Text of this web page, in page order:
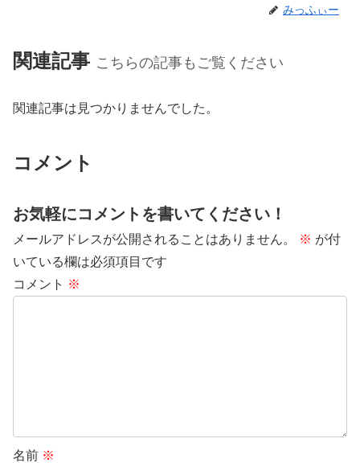
みっふぃー
関連記事 こちらの記事もご覧ください
関連記事は見つかりませんでした。
コメント
お気軽にコメントを書いてください！
メールアドレスが公開されることはありません。 ※ が付
いている欄は必須項目です
コメント ※
名前 ※